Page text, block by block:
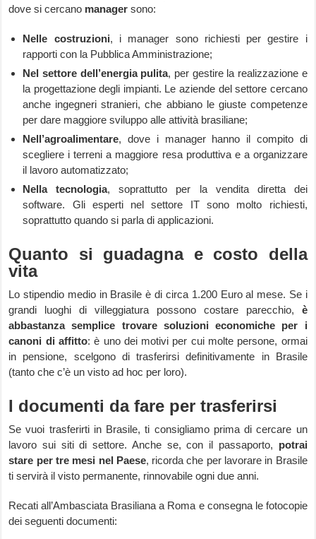
dove si cercano manager sono:
Nelle costruzioni, i manager sono richiesti per gestire i
rapporti con la Pubblica Amministrazione;
Nel settore dell’energia pulita, per gestire la realizzazione e
la progettazione degli impianti. Le aziende del settore cercano
anche ingegneri stranieri, che abbiano le giuste competenze
per dare maggiore sviluppo alle attività brasiliane;
Nell’agroalimentare, dove i manager hanno il compito di
scegliere i terreni a maggiore resa produttiva e a organizzare
il lavoro automatizzato;
Nella tecnologia, soprattutto per la vendita diretta dei
software. Gli esperti nel settore IT sono molto richiesti,
soprattutto quando si parla di applicazioni.
Quanto si guadagna e costo della
vita
Lo stipendio medio in Brasile è di circa 1.200 Euro al mese. Se i
grandi luoghi di villeggiatura possono costare parecchio, è
abbastanza semplice trovare soluzioni economiche per i
canoni di affitto: è uno dei motivi per cui molte persone, ormai
in pensione, scelgono di trasferirsi definitivamente in Brasile
(tanto che c’è un visto ad hoc per loro).
I documenti da fare per trasferirsi
Se vuoi trasferirti in Brasile, ti consigliamo prima di cercare un
lavoro sui siti di settore. Anche se, con il passaporto, potrai
stare per tre mesi nel Paese, ricorda che per lavorare in Brasile
ti servirà il visto permanente, rinnovabile ogni due anni.
Recati all’Ambasciata Brasiliana a Roma e consegna le fotocopie
dei seguenti documenti: